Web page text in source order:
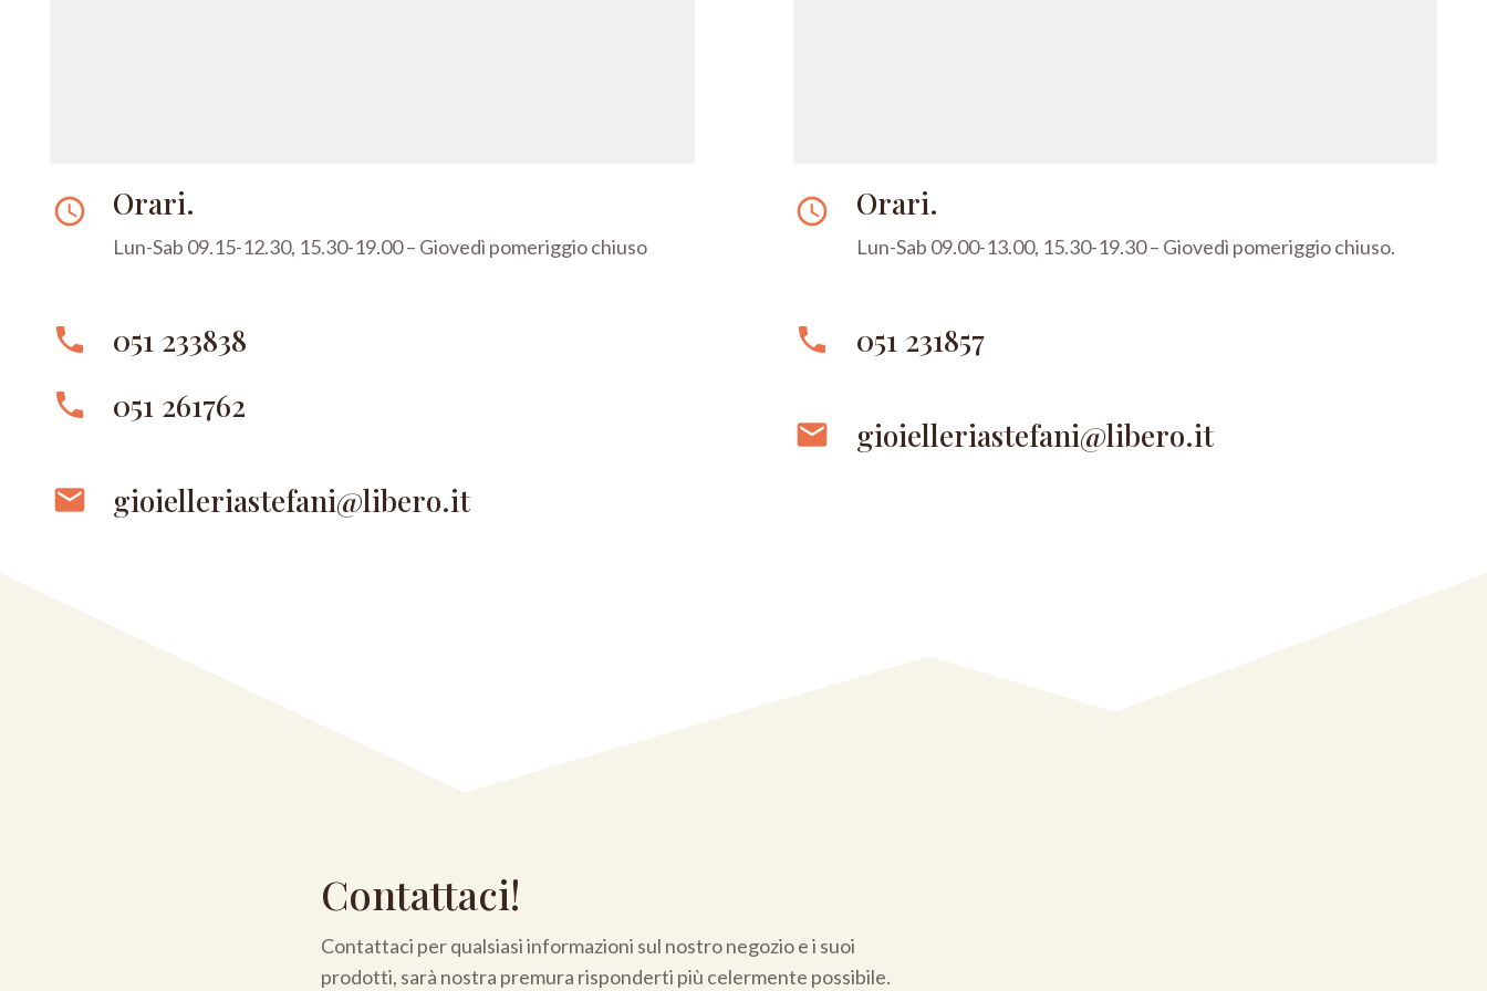
access_time Orari.
Lun-Sab 09.15-12.30, 15.30-19.00 – Giovedì pomeriggio chiuso
phone 051 233838
phone 051 261762
email gioielleriastefani@libero.it
access_time Orari.
Lun-Sab 09.00-13.00, 15.30-19.30 – Giovedì pomeriggio chiuso.
phone 051 231857
email gioielleriastefani@libero.it
Contattaci!
Contattaci per qualsiasi informazioni sul nostro negozio e i suoi
prodotti, sarà nostra premura risponderti più celermente possibile.